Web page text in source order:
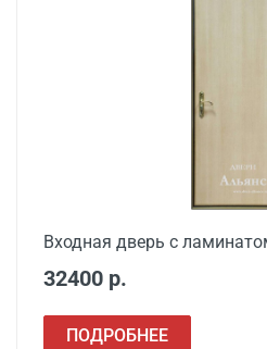
металлической двери
Входная дверь с
32400 р.
ПОДРОБНЕЕ